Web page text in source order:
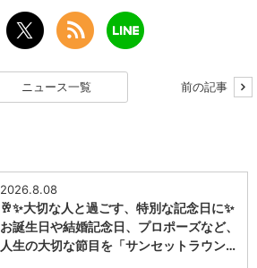
ニュース一覧 前の記事
2026.8.08
🥂✨大切な人と過ごす、特別な記念日に✨
お誕生日や結婚記念日、プロポーズなど、
人生の大切な節目を「サンセットラウン…